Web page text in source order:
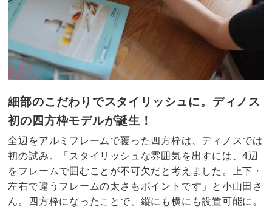
細部のこだわりでスタイリッシュに。ディノス
初の四方枠モデルが誕生！
全辺をアルミフレームで覆った四方枠は、ディノスでは
初の試み。「スタイリッシュな雰囲気を出すには、4辺
をフレームで囲むことが不可欠だと考えました。上下・
左右で違うフレームの太さもポイントです」と小山田さ
ん。四方枠になったことで、縦にも横にも設置可能に。